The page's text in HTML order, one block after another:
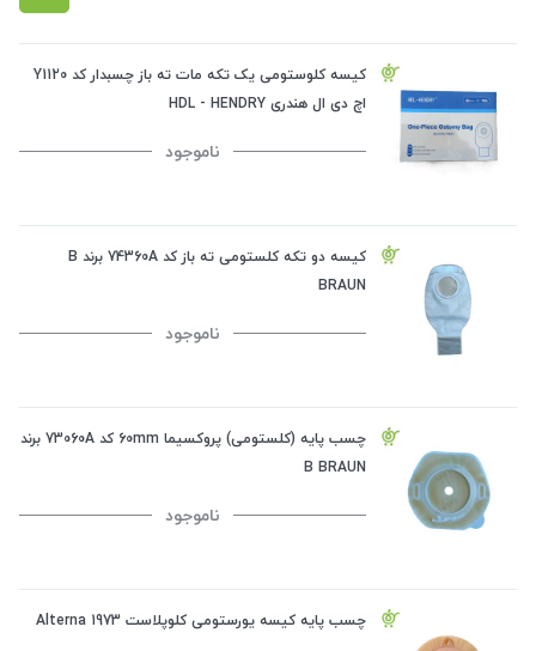
کیسه کلوستومی یک تکه مات ته باز چسبدار کد Y1120
اچ دی ال هندری HDL - HENDRY
ناموجود
کیسه دو تکه کلستومی ته باز کد 74360A برند B
BRAUN
ناموجود
چسب پایه (کلستومی) پروکسیما 60mm کد 73060A برند
B BRAUN
ناموجود
چسب پایه کیسه یورستومی کلوپلاست Alterna 1973